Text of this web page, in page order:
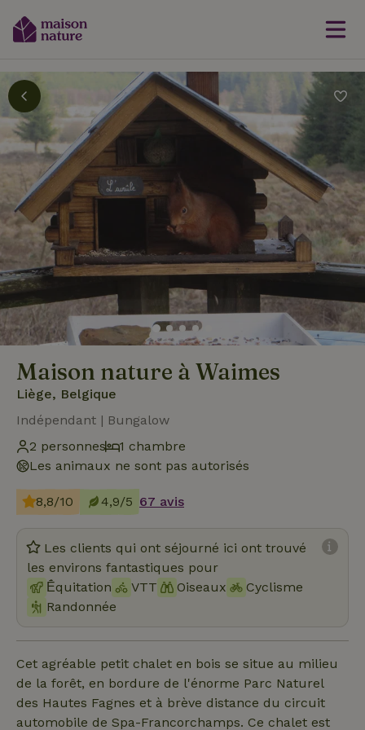
Maison nature à Waimes
Liège, Belgique
Indépendant | Bungalow
2 personnes
1 chambre
Les animaux ne sont pas autorisés
8,8/10 4,9/5 67 avis
Les clients qui ont séjourné ici ont trouvé
les environs fantastiques pour
Ḗquitation
VTT Oiseaux
Cyclisme
Randonnée
Cet agréable petit chalet en bois se situe au milieu
de la forêt, en bordure de l'énorme Parc Naturel
des Hautes Fagnes et à brève distance du circuit
automobile de Spa-Francorchamps. Ce chalet est